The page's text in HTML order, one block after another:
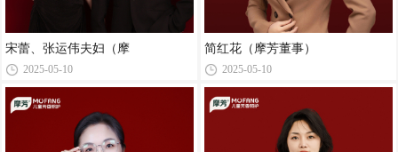
宋蕾、张运伟夫妇（摩
2025-05-10
简红花（摩芳董事）
2025-05-10